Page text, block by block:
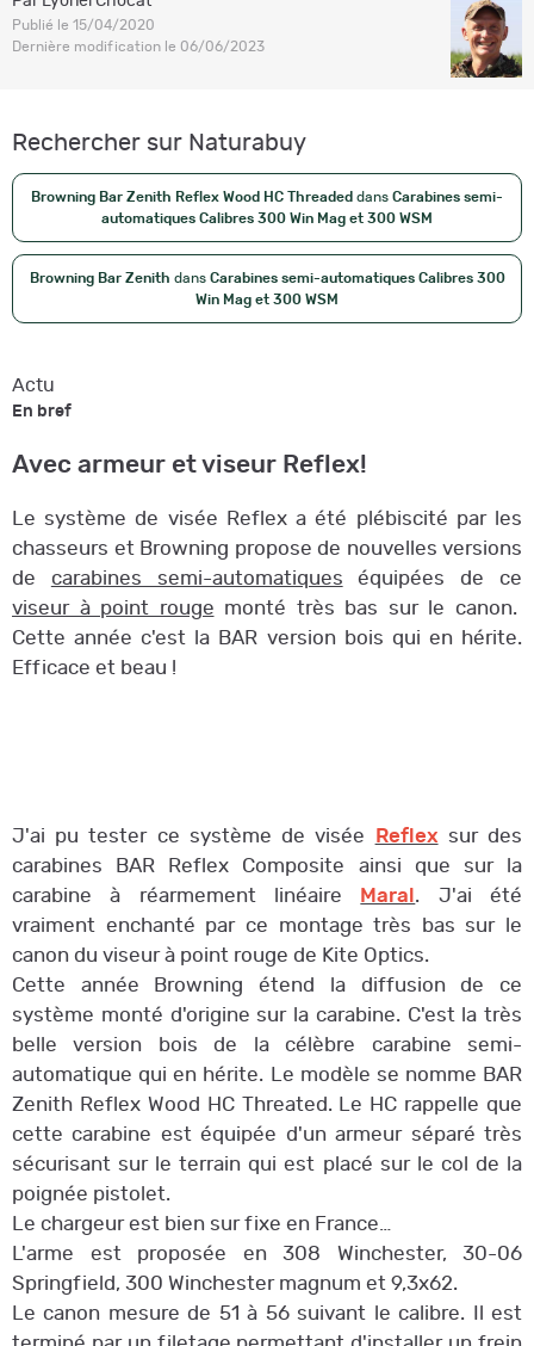
Publié le 15/04/2020
Dernière modification le 06/06/2023
Rechercher sur Naturabuy
Browning Bar Zenith Reflex Wood HC Threaded dans Carabines semi-
automatiques Calibres 300 Win Mag et 300 WSM
Browning Bar Zenith dans Carabines semi-automatiques Calibres 300
Win Mag et 300 WSM
Actu
En bref
Avec armeur et viseur Reflex!
Le système de visée Reflex a été plébiscité par les
chasseurs et Browning propose de nouvelles versions
de carabines semi-automatiques équipées de ce
viseur à point rouge monté très bas sur le canon.
Cette année c'est la BAR version bois qui en hérite.
Efficace et beau !
J'ai pu tester ce système de visée Reflex sur des
carabines BAR Reflex Composite ainsi que sur la
carabine à réarmement linéaire
Maral . J'ai été
vraiment enchanté par ce montage très bas sur le
canon du viseur à point rouge de Kite Optics.
Cette année Browning étend la diffusion de ce
système monté d'origine sur la carabine. C'est la très
belle version bois de la célèbre carabine semi-
automatique qui en hérite. Le modèle se nomme BAR
Zenith Reflex Wood HC Threated. Le HC rappelle que
cette carabine est équipée d'un armeur séparé très
sécurisant sur le terrain qui est placé sur le col de la
poignée pistolet.
Le chargeur est bien sur fixe en France…
L'arme est proposée en 308 Winchester, 30-06
Springfield, 300 Winchester magnum et 9,3x62.
Le canon mesure de 51 à 56 suivant le calibre. Il est